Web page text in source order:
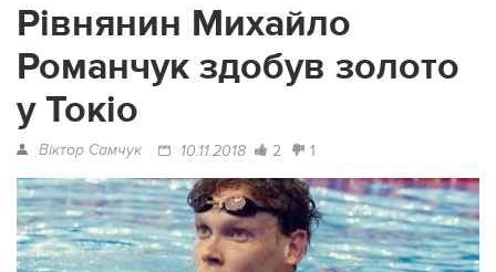
Рівнянин Михайло
Романчук здобув золото
у Токіо
Віктор Самчук 10.11.2018 2 1